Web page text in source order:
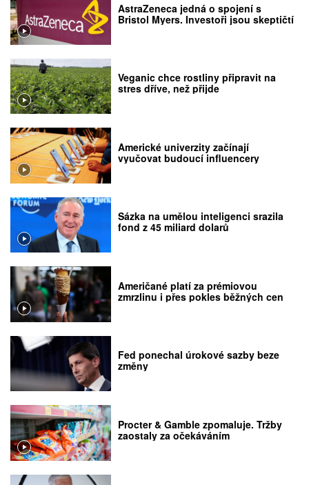
AstraZeneca jedná o spojení s
Bristol Myers. Investoři jsou skeptičtí
Veganic chce rostliny připravit na
stres dříve, než přijde
Americké univerzity začínají
vyučovat budoucí influencery
Sázka na umělou inteligenci srazila
fond z 45 miliard dolarů
Američané platí za prémiovou
zmrzlinu i přes pokles běžných cen
Fed ponechal úrokové sazby beze
změny
Procter & Gamble zpomaluje. Tržby
zaostaly za očekáváním